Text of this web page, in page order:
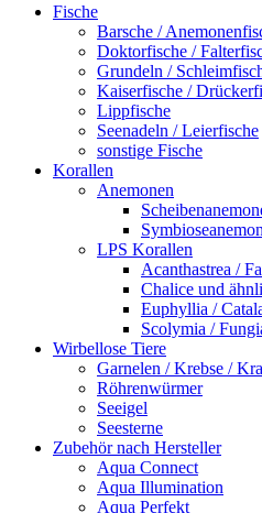
Fische
Barsche /
Doktorfische /
Grundeln /
Kaiserfische /
Lippfische
Seenadeln / Leierfische
sonstige Fische
Korallen
Anemonen
LPS Korallen
Acanthastrea /
Chalice und
Euphyllia /
Scolymia /
Wirbellose Tiere
Garnelen / Krebse /
Röhrenwürmer
Seeigel
Seesterne
Zubehör nach Hersteller
Aqua Connect
Aqua Illumination
Aqua Perfekt